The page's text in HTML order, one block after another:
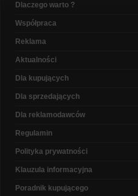
Dlaczego warto ?
Współpraca
Reklama
Aktualności
Dla kupujących
Dla sprzedających
Dla reklamodawców
Regulamin
Polityka prywatności
Klauzula informacyjna
Poradnik kupującego